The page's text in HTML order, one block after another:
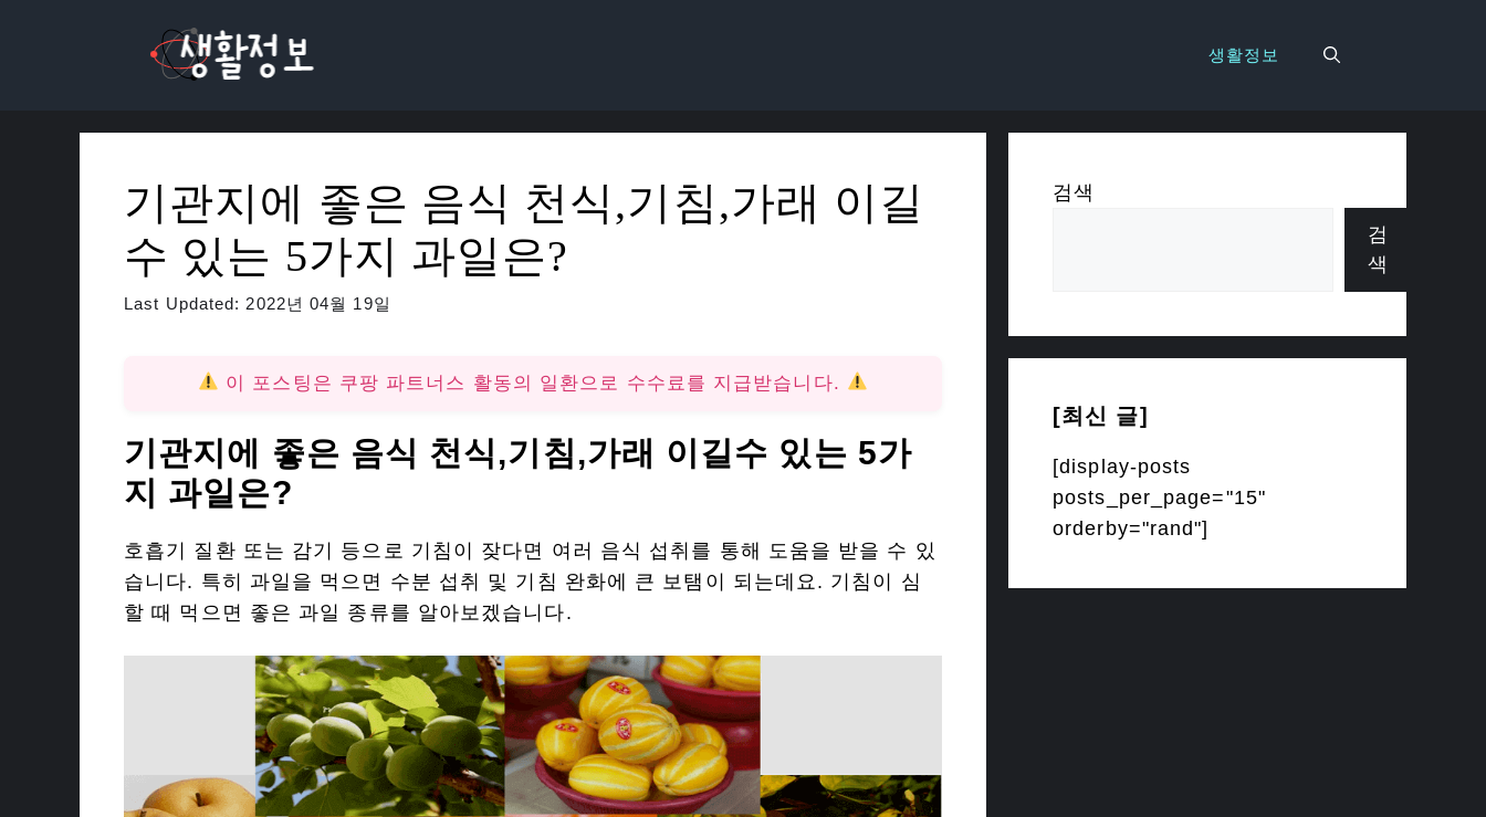
생활정보
기관지에 좋은 음식 천식,기침,가래 이길
수 있는 5가지 과일은?
Last Updated: 2022년 04월 19일
이 포스팅은 쿠팡 파트너스 활동의 일환으로 수수료를 지급받습니다.
기관지에 좋은 음식 천식,기침,가래 이길수 있는 5가
지 과일은?
호흡기 질환 또는 감기 등으로 기침이 잦다면 여러 음식 섭취를 통해 도움을 받을 수 있
습니다. 특히 과일을 먹으면 수분 섭취 및 기침 완화에 큰 보탬이 되는데요. 기침이 심
할 때 먹으면 좋은 과일 종류를 알아보겠습니다.
검색
검
색
[최신 글]
[display-posts
posts_per_page="15"
orderby="rand"]